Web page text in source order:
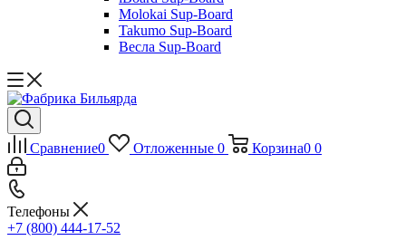
Molokai Sup-Board
Takumo Sup-Board
Весла Sup-Board
Сравнение0 Отложенные 0 Корзина0 0
Телефоны
+7 (800) 444-17-52